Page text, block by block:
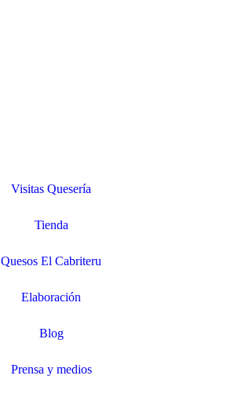
Visitas Quesería
Tienda
Quesos El Cabriteru
Elaboración
Blog
Prensa y medios